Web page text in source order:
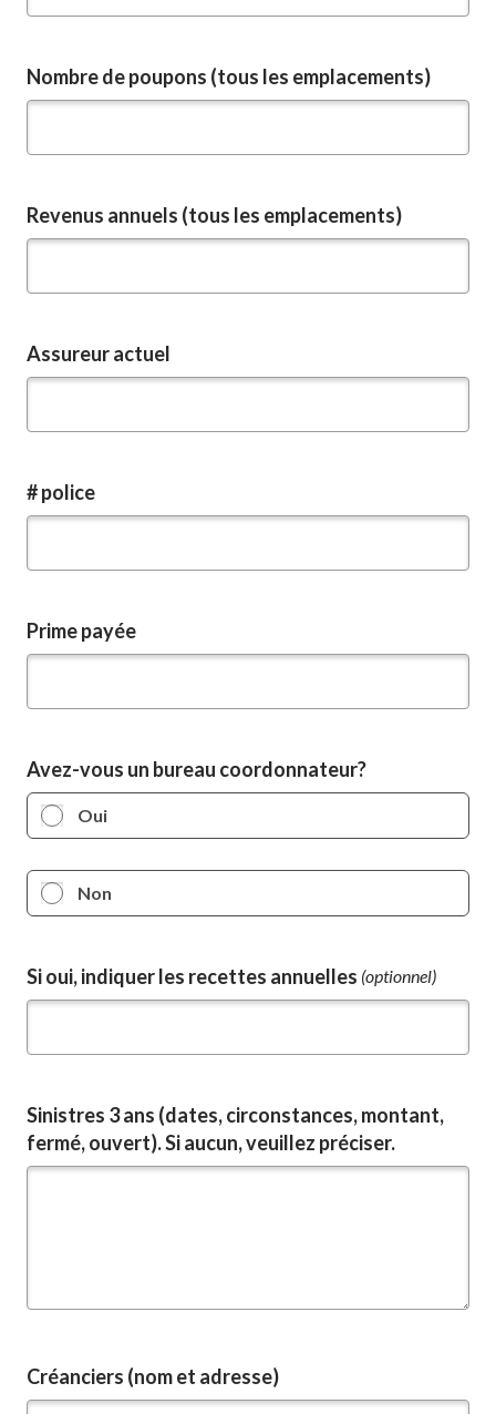
Nombre de poupons (tous les emplacements)
Revenus annuels (tous les emplacements)
Assureur actuel
# police
Prime payée
Avez-vous un bureau coordonnateur?
Oui
Non
Si oui, indiquer les recettes annuelles (optionnel)
Sinistres 3 ans (dates, circonstances, montant,
fermé, ouvert). Si aucun, veuillez préciser.
Créanciers (nom et adresse)